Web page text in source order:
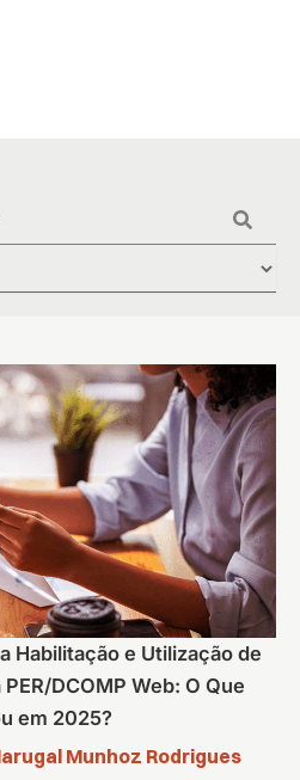
Habilitação e Utilização de
DCOMP Web: O Que
em 2025?
Munhoz Rodrigues